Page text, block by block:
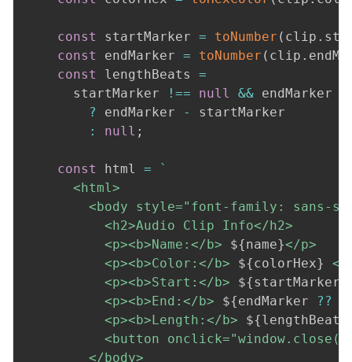
const startMarker = toNumber ( clip .
const
endMarker = toNumber ( clip .
const
lengthBeats =
      startMarker
!== null && endMarker
?
endMarker -
startMarker
:
null ;
const html =
`
      <html>
<body style="font-family: sans-
          <h2>Audio Clip Info</h2>
          <p><b>Name:</b>
${name}</p>
          <p><b>Color:</b>
${colorHex}
          <p><b>Start:</b>
${startMarker
          <p><b>End:</b>
${endMarker ??
          <p><b>Length:</b>
${
<button
        </body>